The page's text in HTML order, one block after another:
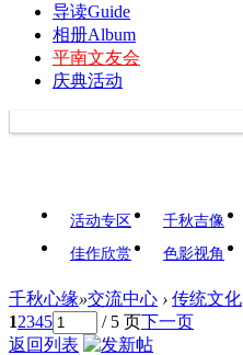
导读Guide
相册Album
平南文友会
庆典活动
活动专区 千秋吉像
佳作欣赏
色影视角
千秋心缘»交流中心 › 传统文化
12345 / 5 页下一页
返回列表